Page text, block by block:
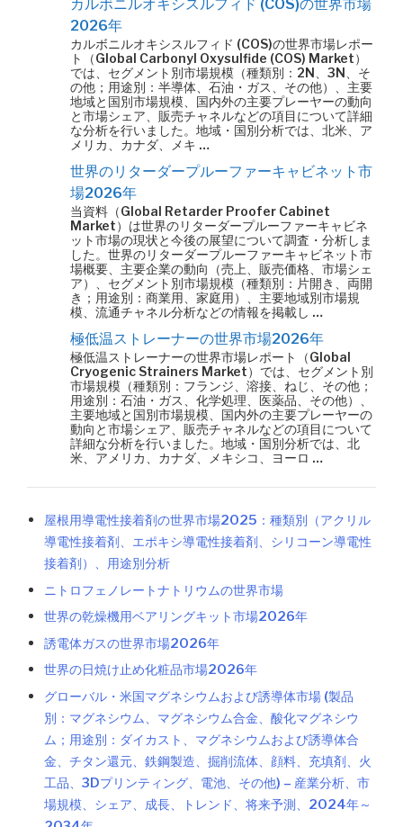
カルボニルオキシスルフィド (COS)の世界市場
2026年
カルボニルオキシスルフィド (COS)の世界市場レポー
ト（Global Carbonyl Oxysulfide (COS) Market）
では、セグメント別市場規模（種類別：2N、3N、そ
の他；用途別：半導体、石油・ガス、その他）、主要
地域と国別市場規模、国内外の主要プレーヤーの動向
と市場シェア、販売チャネルなどの項目について詳細
な分析を行いました。地域・国別分析では、北米、ア
メリカ、カナダ、メキ …
世界のリターダープルーファーキャビネット市
場2026年
当資料（Global Retarder Proofer Cabinet
Market）は世界のリターダープルーファーキャビネ
ット市場の現状と今後の展望について調査・分析しま
した。世界のリターダープルーファーキャビネット市
場概要、主要企業の動向（売上、販売価格、市場シェ
ア）、セグメント別市場規模（種類別：片開き、両開
き；用途別：商業用、家庭用）、主要地域別市場規
模、流通チャネル分析などの情報を掲載し …
極低温ストレーナーの世界市場2026年
極低温ストレーナーの世界市場レポート（Global
Cryogenic Strainers Market）では、セグメント別
市場規模（種類別：フランジ、溶接、ねじ、その他；
用途別：石油・ガス、化学処理、医薬品、その他）、
主要地域と国別市場規模、国内外の主要プレーヤーの
動向と市場シェア、販売チャネルなどの項目について
詳細な分析を行いました。地域・国別分析では、北
米、アメリカ、カナダ、メキシコ、ヨーロ …
屋根用導電性接着剤の世界市場2025：種類別（アクリル
導電性接着剤、エポキシ導電性接着剤、シリコーン導電性
接着剤）、用途別分析
ニトロフェノレートナトリウムの世界市場
世界の乾燥機用ベアリングキット市場2026年
誘電体ガスの世界市場2026年
世界の日焼け止め化粧品市場2026年
グローバル・米国マグネシウムおよび誘導体市場 (製品
別：マグネシウム、マグネシウム合金、酸化マグネシウ
ム；用途別：ダイカスト、マグネシウムおよび誘導体合
金、チタン還元、鉄鋼製造、掘削流体、顔料、充填剤、火
工品、3Dプリンティング、電池、その他) – 産業分析、市
場規模、シェア、成長、トレンド、将来予測、2024年～